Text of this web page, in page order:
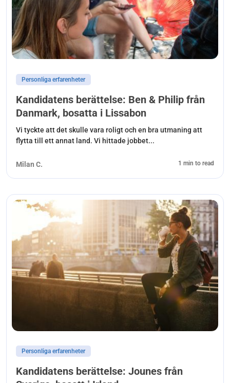
Personliga erfarenheter
Kandidatens berättelse: Ben & Philip från
Danmark, bosatta i Lissabon
Vi tyckte att det skulle vara roligt och en bra utmaning att
flytta till ett annat land. Vi hittade jobbet...
Milan C. 1 min to read
Personliga erfarenheter
Kandidatens berättelse: Jounes från